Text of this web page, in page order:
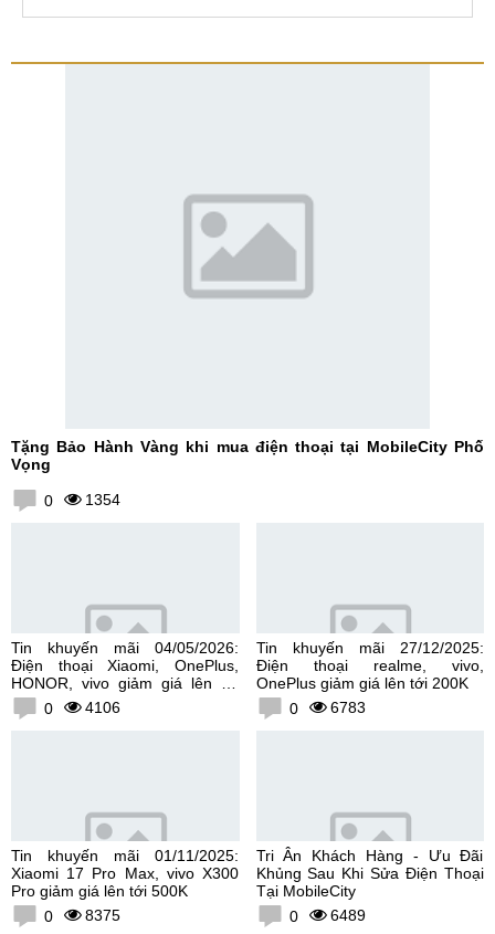
Tặng Bảo Hành Vàng khi mua điện thoại tại MobileCity Phố
Vọng
0 1354
Tin khuyến mãi 04/05/2026:
Điện thoại Xiaomi, OnePlus,
HONOR, vivo giảm giá lên tới
300K0 4106
Tin khuyến mãi 27/12/2025:
Điện thoại realme, vivo,
OnePlus giảm giá lên tới 200K
0
6783
Tin khuyến mãi 01/11/2025:
Xiaomi 17 Pro Max, vivo X300
Pro giảm giá lên tới 500K
0
8375
Tri Ân Khách Hàng - Ưu Đãi
Khủng Sau Khi Sửa Điện Thoại
Tại MobileCity
0
6489